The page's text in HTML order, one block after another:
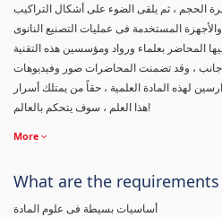
الحجم ، ثم يلقى الضوء على أشكال التراكيب
المستخدمة فى عمليات التصنيع النانوى
المحاضر بعلماء ورواد ومؤسسين هذه التقنية
، وقد تضمنت المحاضرات صور وفيديوهات
لهذه المادة العلمية ، حقاً من يمتلك أسرار
هذا العلم ، سوف يتحكم بالعالم!
More
What are the
أساسيات بسيطة فى علوم المادة